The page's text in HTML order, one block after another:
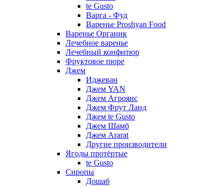
te Gusto
Варга - Фуд
Варенье Proshyan Food
Варенье Органик
Лечебное варенье
Лечебный конфитюр
Фруктовое пюре
Джем
Иджеван
Джем YAN
Джем Агроянс
Джем Фрут Ланд
Джем te Gusto
Джем Шамб
Джем Ararat
Другие производители
Ягоды протёртые
te Gusto
Сиропы
Дошаб